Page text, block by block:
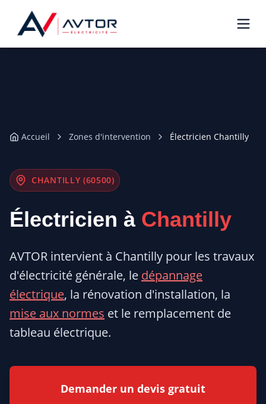
Accueil Zones d'intervention Électricien Chantilly
CHANTILLY (60500)
Électricien à Chantilly
AVTOR intervient à Chantilly pour les travaux
d'électricité générale, le dépannage
électrique, la rénovation d'installation, la
mise aux normes et le remplacement de
tableau électrique.
Demander un devis gratuit